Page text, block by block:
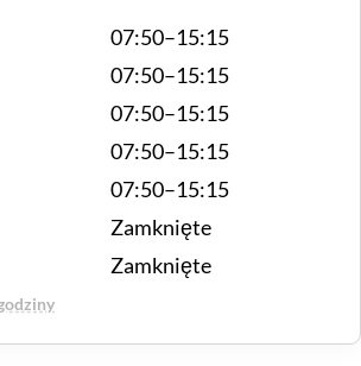
07:50–15:15
07:50–15:15
07:50–15:15
07:50–15:15
07:50–15:15
Zamknięte
Zamknięte